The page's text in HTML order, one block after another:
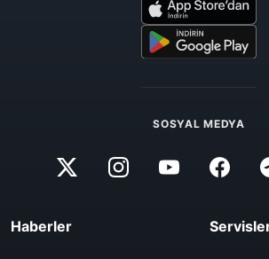
SOSYAL MEDYA
Haberler